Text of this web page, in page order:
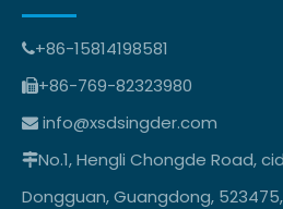
+86-15814198581
+86-769-82323980
 info@xsdsingder.com
No.1, Hengli Chongde Road,
Dongguan, Guangdong,